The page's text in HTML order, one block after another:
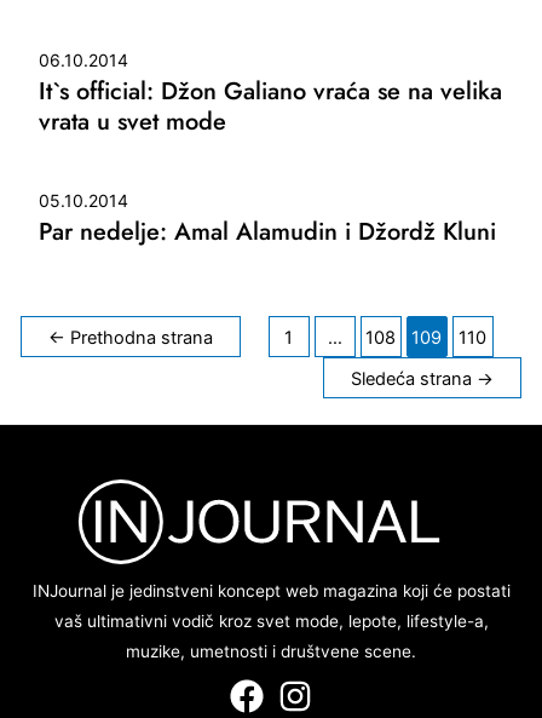
06.10.2014
It`s official: Džon Galiano vraća se na velika
vrata u svet mode
05.10.2014
Par nedelje: Amal Alamudin i Džordž Kluni
Kretanje
članaka
← Prethodna strana 1 … 108 109
110
Sledeća strana →
INJournal je jedinstveni koncept web magazina koji će postati
vaš ultimativni vodič kroz svet mode, lepote, lifestyle-a,
muzike, umetnosti i društvene scene.